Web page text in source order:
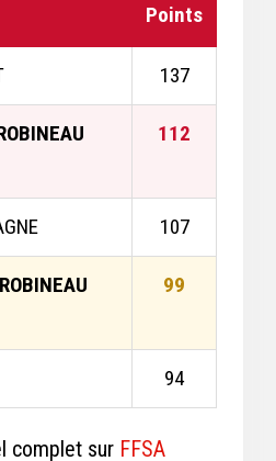
Points
137
112
107
99
94
complet sur FFSA